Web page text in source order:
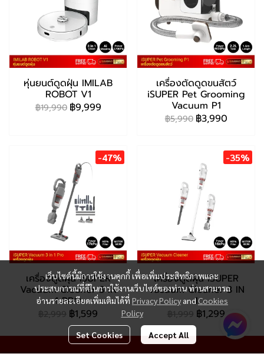
หุ่นยนต์ดูดฝุ่น IMILAB
ROBOT V1
฿19,990 ฿9,999
เครื่องตัดดูดขนสัตว์
iSUPER Pet Grooming
Vacuum P1
฿5,990 ฿3,990
-47%
เครื่องดูดฝุ่น iSUPER
Vacuum Cleaner 3 IN
1 PRO
฿2,999 ฿1,599
-35%
เครื่องดูดฝุ่น iSUPER
Vacuum Cleaner 3 IN
1
฿1,999 ฿1,299
เว็บไซต์นี้มีการใช้งานคุกกี้ เพื่อเพิ่มประสิทธิภาพและ
ประสบการณ์ที่ดีในการใช้งานเว็บไซต์ของท่าน ท่านสามารถ
อ่านรายละเอียดเพิ่มเติมได้ที่ Privacy Policy andCookies
Policy
Set Cookies Accept All